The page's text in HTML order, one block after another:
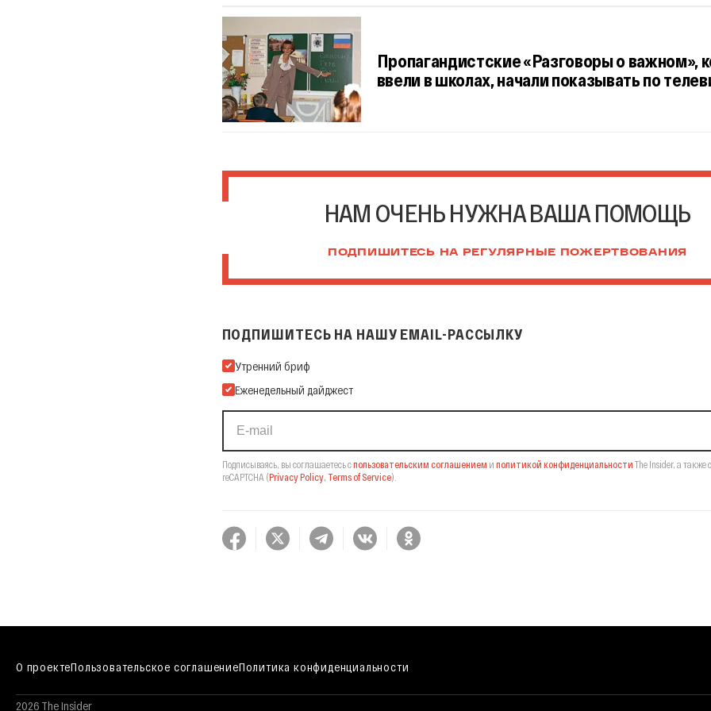
Пропагандистские «Разговоры о важном»,
ввели в школах, начали показывать по
НАМ ОЧЕНЬ НУЖНА ВАША ПОМОЩЬ
ПОДПИШИТЕСЬ НА РЕГУЛЯРНЫЕ ПОЖЕРТВОВАНИЯ
ПОДПИШИТЕСЬ НА НАШУ EMAIL-РАССЫЛКУ
Подпишитесь на нашу Email-рассылку
Утренний бриф
Еженедельный дайджест
Подписываясь, вы соглашаетесь спользовательским соглашением и политикой конфиденциальности The Insider, а также
reCAPTCHA (Privacy Policy, Terms of Service).
О проектеПользовательское соглашениеПолитика конфиденциальности
2026 The Insider